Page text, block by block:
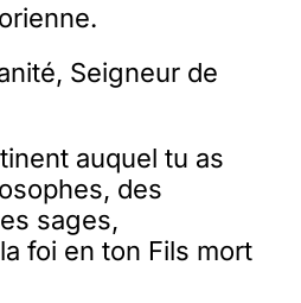
Seigneur de
auquel tu as
des
sages,
foi en ton Fils mort